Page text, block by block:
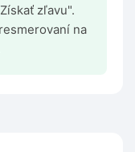
zľavu".
na